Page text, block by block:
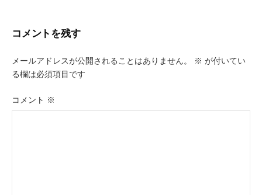
ビ
ゲ
ー
シ
コメントを残す
メールアドレスが公開されることはありません。 ※ が付いてい
る欄は必須項目です
コメント ※